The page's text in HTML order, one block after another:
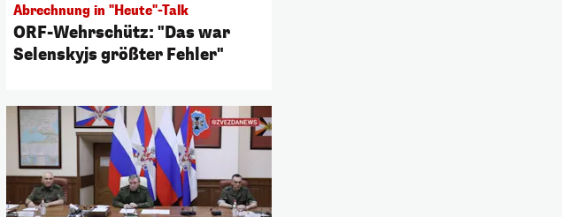
Abrechnung in "Heute"-Talk
ORF-Wehrschütz: "Das war
Selenskyjs größter Fehler"